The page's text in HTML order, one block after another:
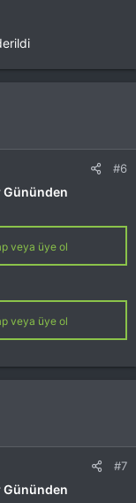
#6
Gününden
veya üye ol
veya üye ol
#7
Gününden